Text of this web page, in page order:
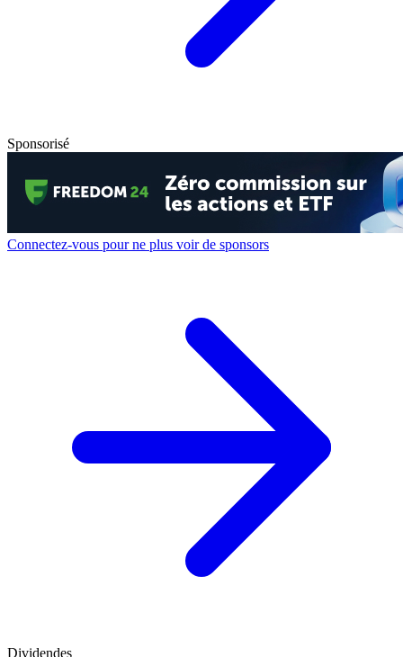
Sponsorisé
Connectez-vous pour ne plus voir de sponsors
Dividendes